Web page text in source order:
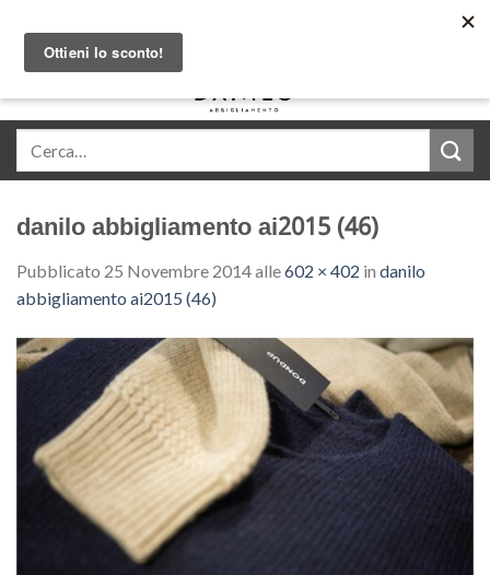
content
danilo abbigliamento ai2015 (46)
Pubblicato 25 Novembre 2014alle602 × 402 in danilo
abbigliamento ai2015 (46)